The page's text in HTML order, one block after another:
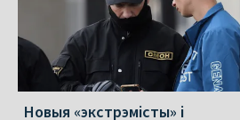
Новыя «экстрэмісты» і